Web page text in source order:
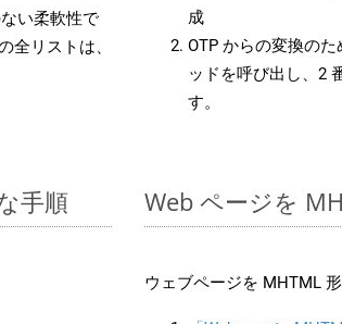
い柔軟性で
全リストは、
成
OTP からの変換の
ッドを呼び出し、2
す。
手順 Web ページを
ウェブページを MHTML